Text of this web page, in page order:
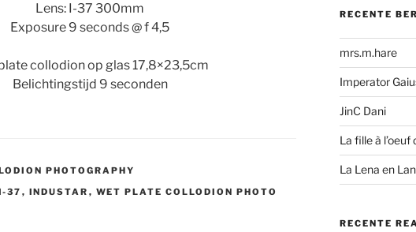
Lens: I-37 300mm
Exposure 9 seconds @ f 4,5
collodion op glas 17,8×23,5cm
Belichtingstijd 9 seconden
PHOTOGRAPHY
37 , INDUSTAR , WET PLATE COLLODION PHOTO
RECENTE
mrs.m.hare
Imperator
JinC Dani
La fille à l’oeuf
La Lena en
RECENTE